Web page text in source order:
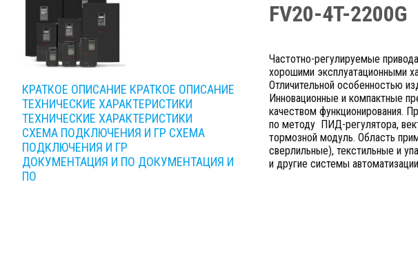
КРАТКОЕ ОПИСАНИЕ КРАТКОЕ ОПИСАНИЕ
ТЕХНИЧЕСКИЕ ХАРАКТЕРИСТИКИ
ТЕХНИЧЕСКИЕ ХАРАКТЕРИСТИКИ
СХЕМА ПОДКЛЮЧЕНИЯ И ГР СХЕМА
ПОДКЛЮЧЕНИЯ И ГР
ДОКУМЕНТАЦИЯ И ПО ДОКУМЕНТАЦИЯ И
ПО
FV20-4T-2200G
Частотно-регулируемые
хорошими эксплуатационными
Отличительной особенностью
Инновационные и компактные
качеством функционирования.
по методу ПИД-регулятора,
тормозной модуль. Область
сверлильные), текстильные и
и другие системы